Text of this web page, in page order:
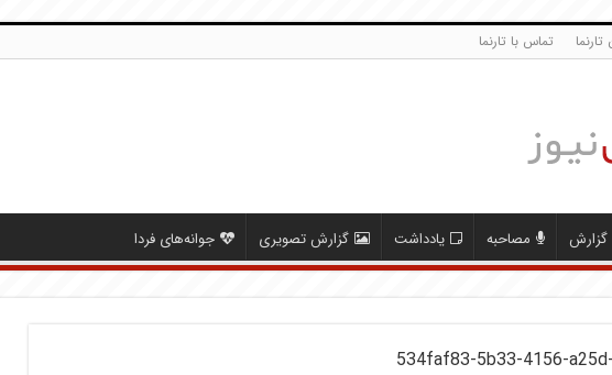
تماس با تارنما
گزارش مصاحبه یادداشت گزارش تصویری جوانه‌های فردا
534faf83-5b33-4156-